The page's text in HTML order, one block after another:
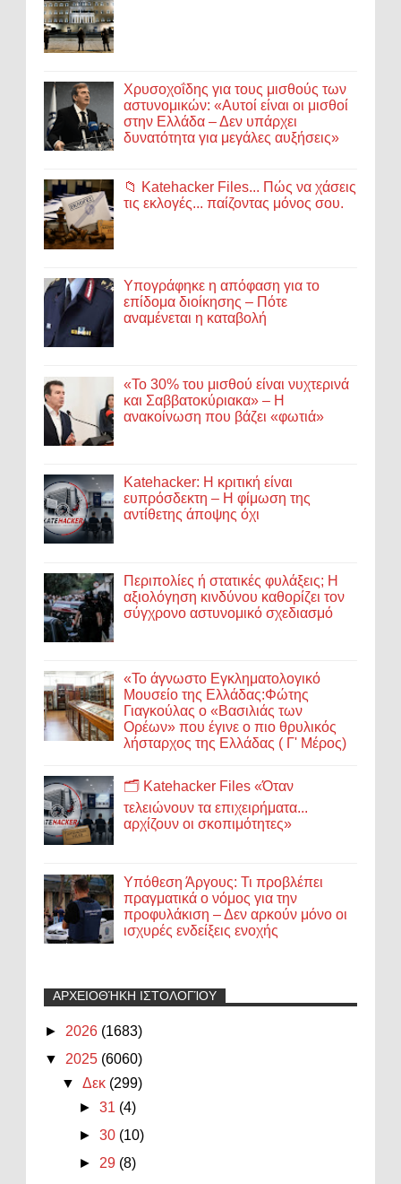
Χρυσοχοΐδης για τους μισθούς των
αστυνομικών: «Αυτοί είναι οι μισθοί
στην Ελλάδα – Δεν υπάρχει
δυνατότητα για μεγάλες αυξήσεις»
📁 Katehacker Files... Πώς να χάσεις
τις εκλογές... παίζοντας μόνος σου.
Υπογράφηκε η απόφαση για το
επίδομα διοίκησης – Πότε
αναμένεται η καταβολή
«Το 30% του μισθού είναι νυχτερινά
και Σαββατοκύριακα» – Η
ανακοίνωση που βάζει «φωτιά»
Katehacker: Η κριτική είναι
ευπρόσδεκτη – Η φίμωση της
αντίθετης άποψης όχι
Περιπολίες ή στατικές φυλάξεις; Η
αξιολόγηση κινδύνου καθορίζει τον
σύγχρονο αστυνομικό σχεδιασμό
«Το άγνωστο Εγκληματολογικό
Μουσείο της Ελλάδας:Φώτης
Γιαγκούλας ο «Βασιλιάς των
Ορέων» που έγινε ο πιο θρυλικός
λήσταρχος της Ελλάδας ( Γ' Μέρος)
🗂️ Katehacker Files «Όταν
τελειώνουν τα επιχειρήματα...
αρχίζουν οι σκοπιμότητες»
Υπόθεση Άργους: Τι προβλέπει
πραγματικά ο νόμος για την
προφυλάκιση – Δεν αρκούν μόνο οι
ισχυρές ενδείξεις ενοχής
ΑΡΧΕΙΟΘΉΚΗ ΙΣΤΟΛΟΓΊΟΥ
► 2026 (1683)
▼ 2025 (6060)
▼Δεκ (299)
►31 (4)
►30 (10)
► 29 (8)